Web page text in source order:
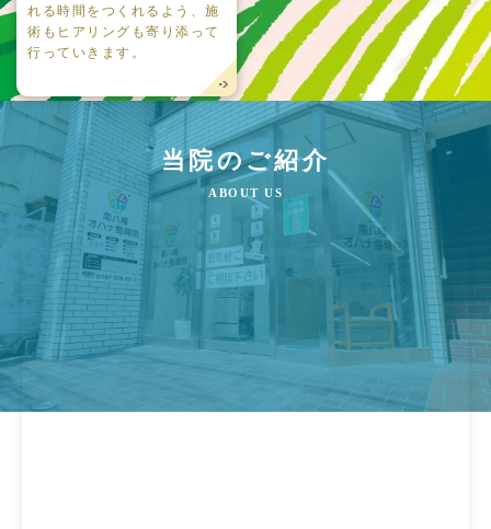
れる時間をつくれるよう、施
術もヒアリングも寄り添って
行っていきます。
当院のご紹介
ABOUT US